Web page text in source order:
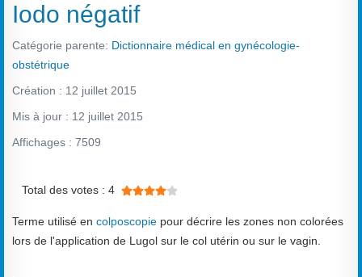
Iodo négatif
Catégorie parente: Dictionnaire médical en gynécologie-
obstétrique
Création : 12 juillet 2015
Mis à jour : 12 juillet 2015
Affichages : 7509
Total des votes : 4
Terme utilisé en colposcopie pour décrire les zones non colorées
lors de l'application de Lugol sur le col utérin ou sur le vagin.